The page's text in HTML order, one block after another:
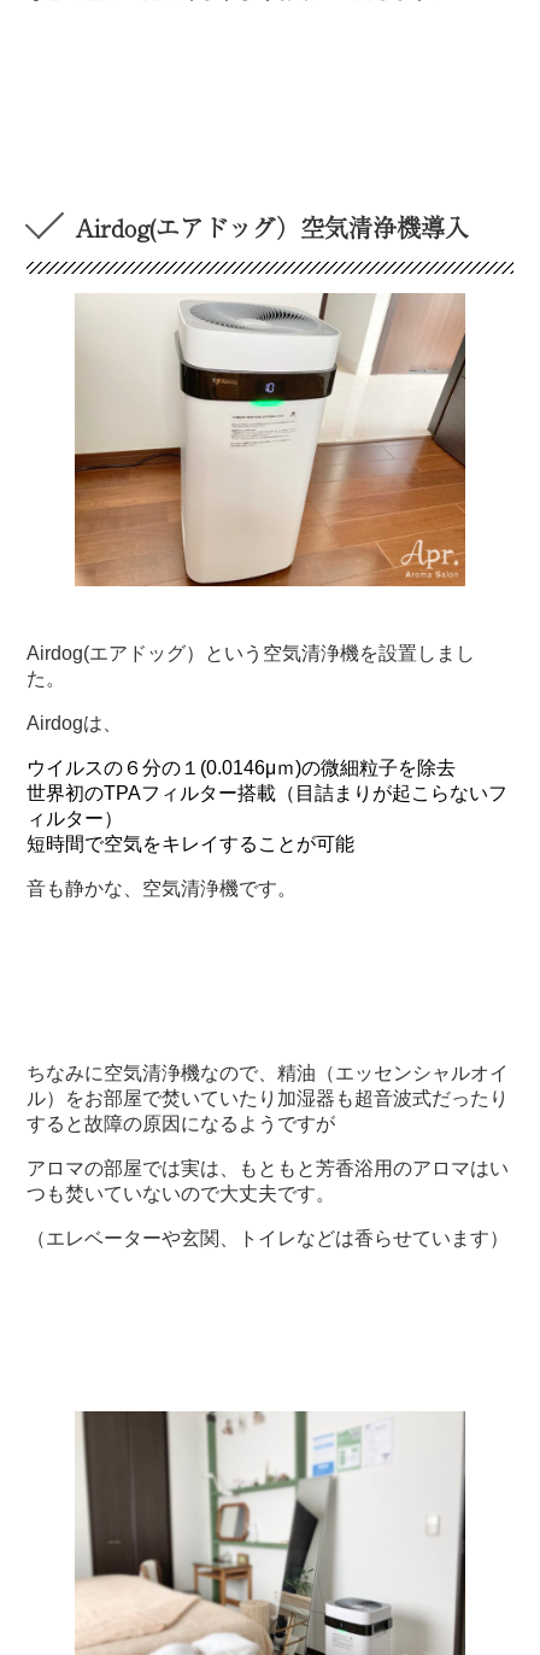
Airdog(エアドッグ）空気清浄機導入
Airdog(エアドッグ）という空気清浄機を設置しまし
た。
Airdogは、
ウイルスの６分の１(0.0146μｍ)の微細粒子を除去
世界初のTPAフィルター搭載（目詰まりが起こらないフ
ィルター）
短時間で空気をキレイすることが可能
音も静かな、空気清浄機です。
ちなみに空気清浄機なので、精油（エッセンシャルオイ
ル）をお部屋で焚いていたり加湿器も超音波式だったり
すると故障の原因になるようですが
アロマの部屋では実は、もともと芳香浴用のアロマはい
つも焚いていないので大丈夫です。
（エレベーターや玄関、トイレなどは香らせています）